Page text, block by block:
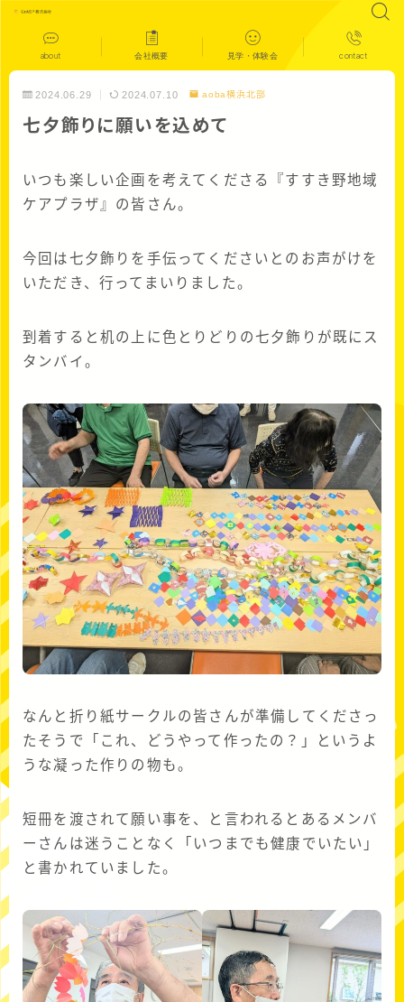
about 会社概要 見学・体験会 contact
2024.06.29 2024.07.10 aoba横浜北部
七夕飾りに願いを込めて
いつも楽しい企画を考えてくださる『すすき野地域
ケアプラザ』の皆さん。
今回は七夕飾りを手伝ってくださいとのお声がけを
いただき、行ってまいりました。
到着すると机の上に色とりどりの七夕飾りが既にス
タンバイ。
なんと折り紙サークルの皆さんが準備してくださっ
たそうで「これ、どうやって作ったの？」というよ
うな凝った作りの物も。
短冊を渡されて願い事を、と言われるとあるメンバ
ーさんは迷うことなく「いつまでも健康でいたい」
と書かれていました。